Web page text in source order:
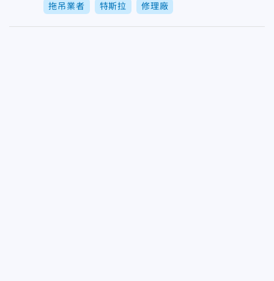
拖吊業者 特斯拉 修理廠